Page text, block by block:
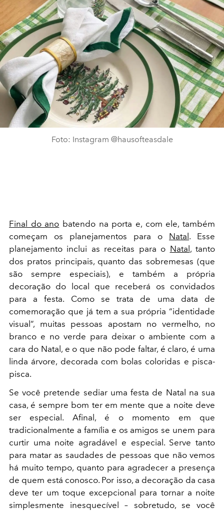
Foto: Instagram @hausofteasdale
Final do ano batendo na porta e, com ele, também
começam os planejamentos para o Natal . Esse
planejamento inclui as receitas para o Natal , tanto
dos pratos principais, quanto das sobremesas (que
são sempre especiais), e também a própria
decoração do local que receberá os convidados
para a festa. Como se trata de uma data de
comemoração que já tem a sua própria “identidade
visual”, muitas pessoas apostam no vermelho, no
branco e no verde para deixar o ambiente com a
cara do Natal, e o que não pode faltar, é claro, é uma
linda árvore, decorada com bolas coloridas e pisca-
pisca.
Se você pretende sediar uma festa de Natal na sua
casa, é sempre bom ter em mente que a noite deve
ser especial. Afinal, é o momento em que
tradicionalmente a família e os amigos se unem para
curtir uma noite agradável e especial. Serve tanto
para matar as saudades de pessoas que não vemos
há muito tempo, quanto para agradecer a presença
de quem está conosco. Por isso, a decoração da casa
deve ter um toque excepcional para tornar a noite
simplesmente inesquecível – sobretudo, se você